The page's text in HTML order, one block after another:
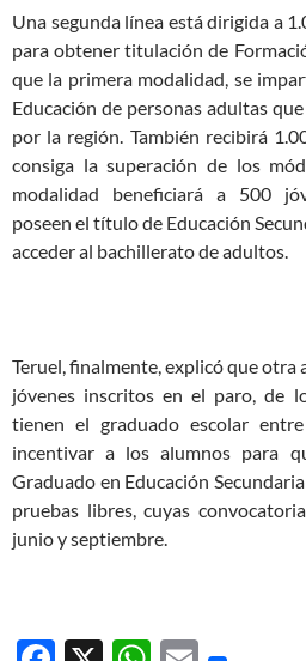
Una segunda línea está dirigida a
para obtener titulación de
que la primera modalidad, se
Educación de personas adultas
por la región. También recibirá
consiga la superación de los
modalidad beneficiará a 500
poseen el título de Educación
acceder al bachillerato de adultos.
Teruel, finalmente, explicó que otra
jóvenes inscritos en el paro, de
tienen el graduado escolar
incentivar a los alumnos para
Graduado en Educación
pruebas libres, cuyas
junio y septiembre.